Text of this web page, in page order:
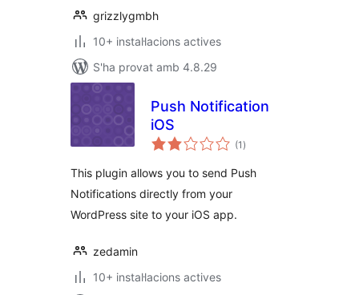
grizzlygmbh
10+ instal·lacions actives
S'ha provat amb 4.8.29
Push Notification
iOS
(1 puntuacions
totals
)
This plugin allows you to send Push
Notifications directly from your
WordPress site to your iOS app.
zedamin
10+ instal·lacions actives